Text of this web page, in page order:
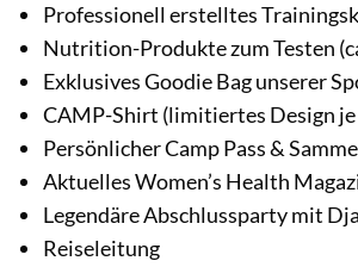
Professionell erstelltes
Nutrition-Produkte zum Testen
Exklusives Goodie Bag unserer
CAMP-Shirt (limitiertes Design je
Persönlicher Camp Pass &
Aktuelles Women’s Health
Legendäre Abschlussparty mit
Reiseleitung